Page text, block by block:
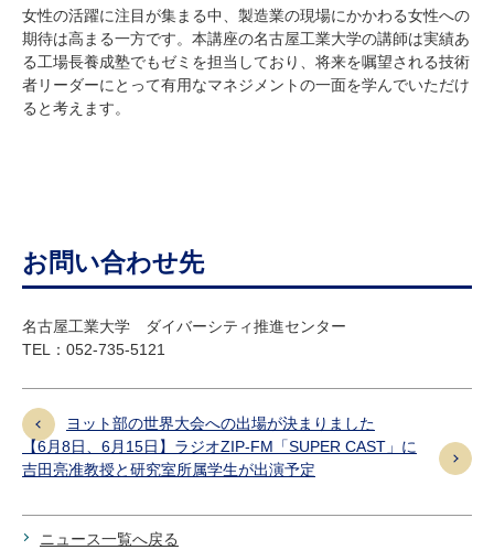
女性の活躍に注目が集まる中、製造業の現場にかかわる女性への
期待は高まる一方です。本講座の名古屋工業大学の講師は実績あ
る工場長養成塾でもゼミを担当しており、将来を嘱望される技術
者リーダーにとって有用なマネジメントの一面を学んでいただけ
ると考えます。
お問い合わせ先
名古屋工業大学 ダイバーシティ推進センター
TEL：052-735-5121
ヨット部の世界大会への出場が決まりました
【6月8日、6月15日】ラジオZIP-FM「SUPER CAST」に
吉田亮准教授と研究室所属学生が出演予定
ニュース一覧へ戻る